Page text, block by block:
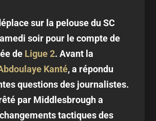
sur la pelouse du SC
soir pour le compte de
de Ligue 2. Avant la
Kanté, a répondu
questions des journalistes.
par Middlesbrough a
tactiques des